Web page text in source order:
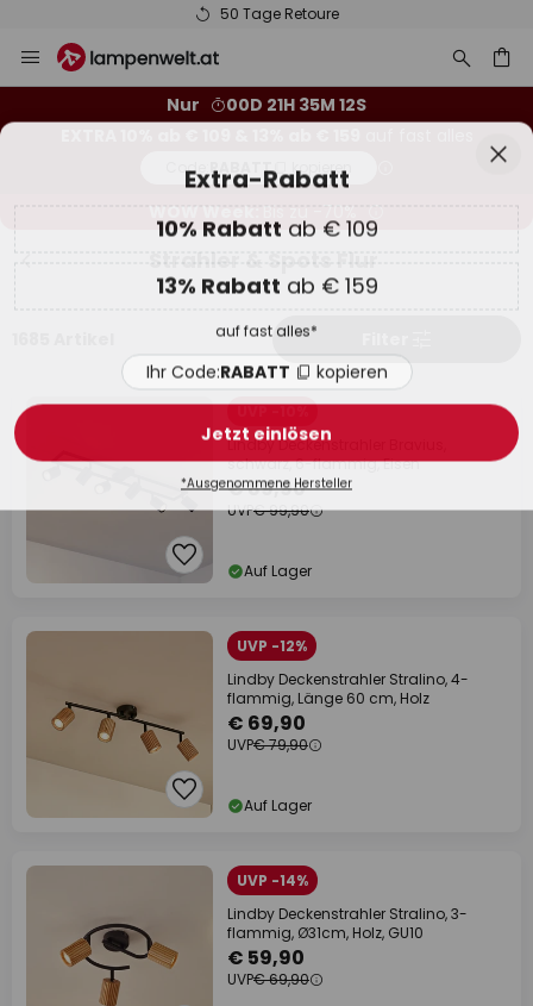
50 Tage Retoure
Inhalt
Nur
00D 21H 35M 11S
Code: RABATT kopieren
WOW Week: Bis zu -70%
Strahler & Spots Flur
UVP -10%
Lindby Deckenstrahler Bravius,
schwarz, 6-flammig, Eisen
€ 89,90
UVP€ 99,90
Auf Lager
UVP -12%
Lindby Deckenstrahler Stralino, 4-
flammig, Länge 60 cm, Holz
€ 69,90
UVP€ 79,90
Auf Lager
UVP -14%
Lindby Deckenstrahler Stralino, 3-
flammig, Ø31cm, Holz, GU10
€ 59,90
UVP€ 69,90
Extra-Rabatt
10% Rabattab € 109
13% Rabatt
ab € 159
auf fast alles*
Ihr Code: kopieren
*Ausgenommene Hersteller